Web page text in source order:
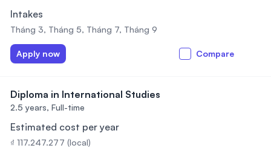
Intakes
Tháng 3, Tháng 5, Tháng 7, Tháng 9
Apply now Compare
Diploma in International Studies
2.5 years, Full-time
Estimated cost per year
₫ 117.247.277 (local)